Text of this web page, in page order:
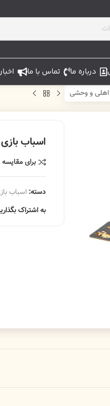
درباره ما تماس با ما اخبار
اهلی و وحشی
اسباب
برای
دسته: اسباب
به اشتراک